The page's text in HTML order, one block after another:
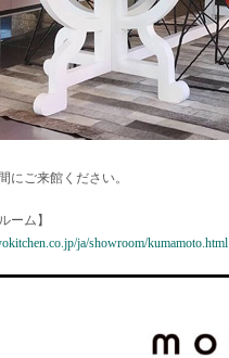
にご来館ください。
ーム】
ja/showroom/kumamoto.html